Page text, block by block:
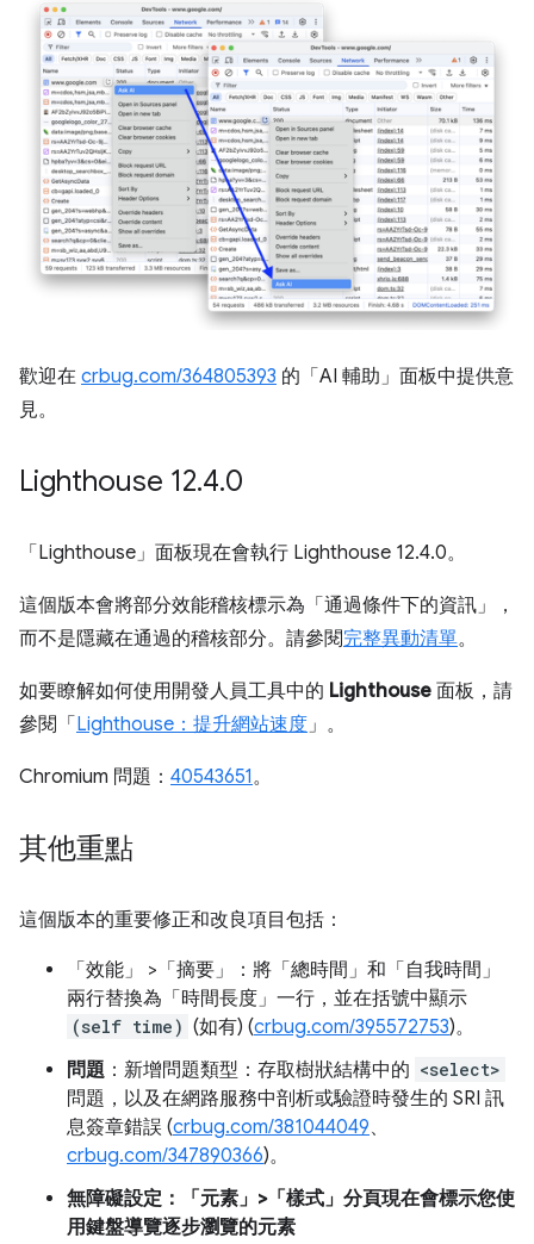
歡迎在 crbug.com/364805393 的「AI 輔助」 面板中提供意
見。
Lighthouse 12.4.0
「Lighthouse」 面板現在會執行 Lighthouse 12.4.0。
這個版本會將部分效能稽核標示為「通過條件下的資訊」，
而不是隱藏在通過的稽核部分。請參閱完整異動清單。
如要瞭解如何使用開發人員工具中的 Lighthouse 面板，請
參閱「 Lighthouse：提升網站速度」。
Chromium 問題： 40543651。
其他重點
這個版本的重要修正和改良項目包括：
「效能」 >「摘要」 ：將「總時間」 和「自我時間」
兩行替換為「時間長度」 一行，並在括號中顯示
(self time) (如有) (crbug.com/395572753)。
問題 ：新增問題類型：存取樹狀結構中的 <select>
問題，以及在網路服務中剖析或驗證時發生的 SRI 訊
息簽章錯誤 (crbug.com/381044049、
crbug.com/347890366)。
無障礙設定 ：「元素」>「樣式」分頁現在會標示您使
用鍵盤導覽逐步瀏覽的元素